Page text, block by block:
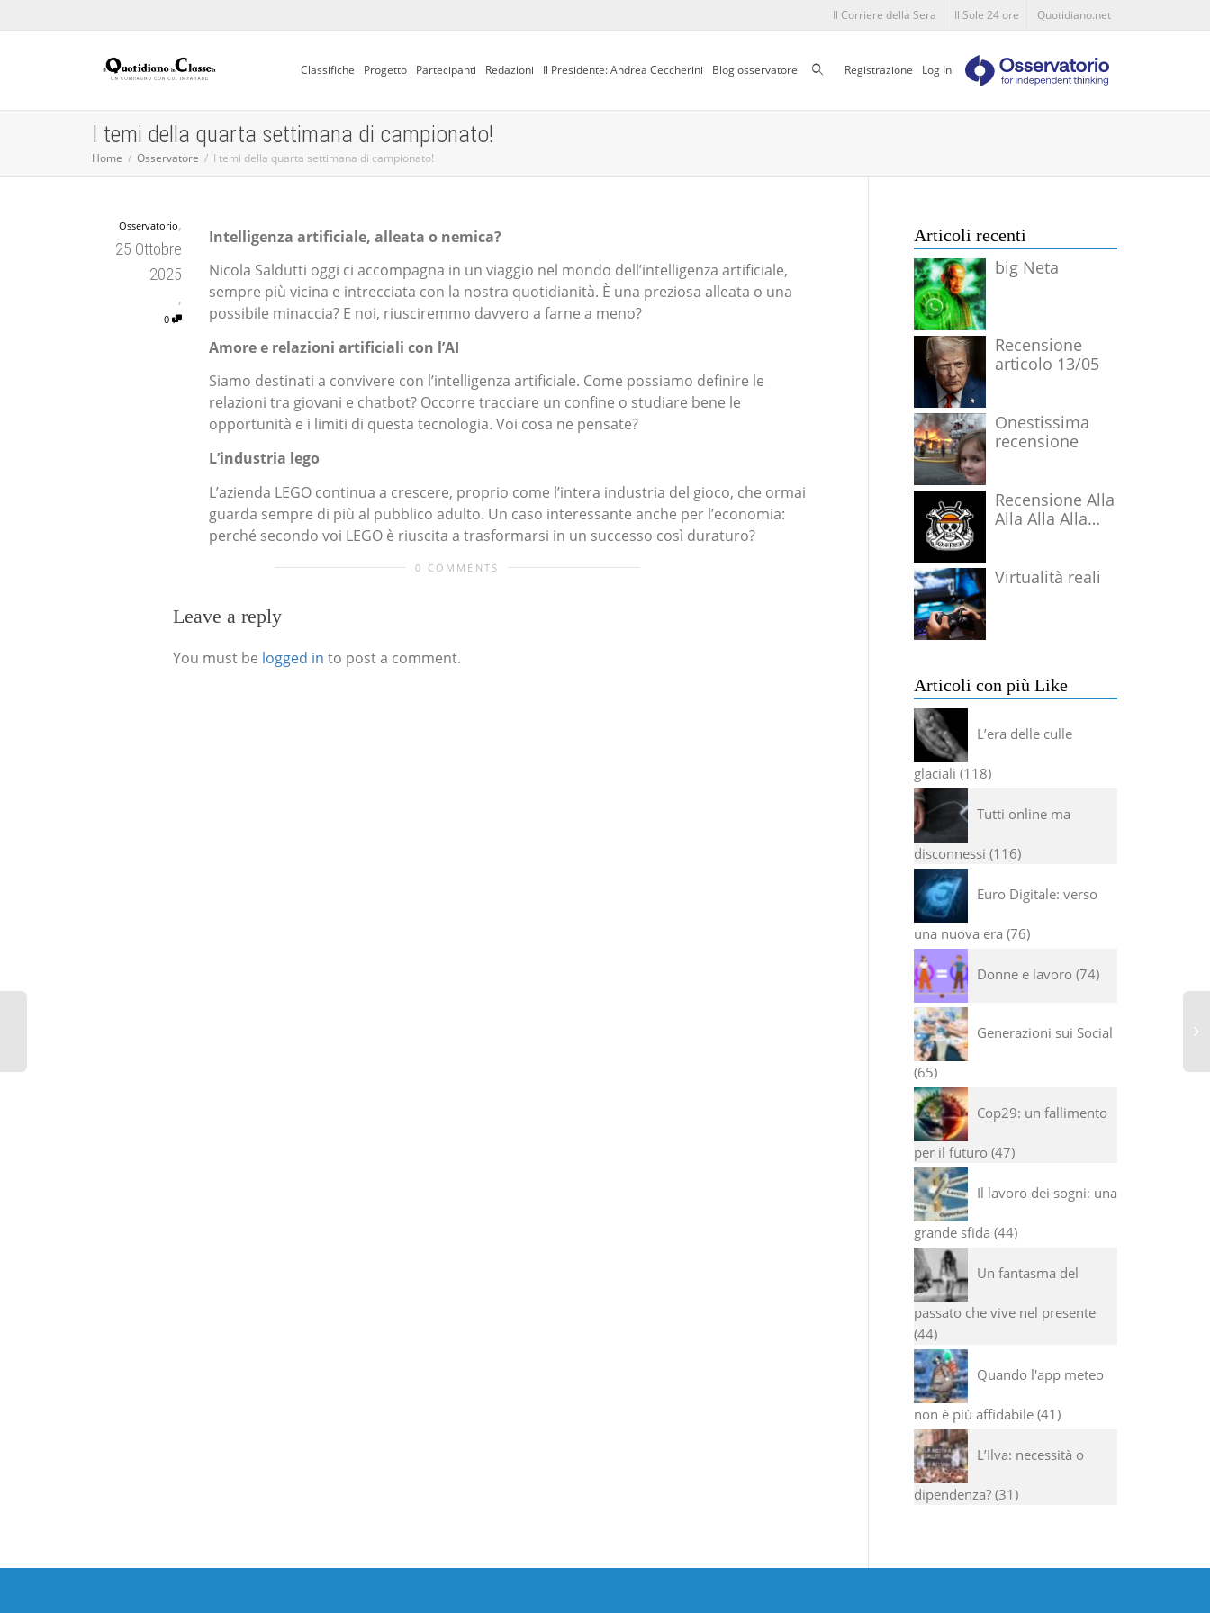
Il Corriere della Sera Il Sole 24 ore Quotidiano.net
Classifiche Progetto Partecipanti Redazioni Il Presidente: Andrea Ceccherini Blog osservatore CercaRegistrazione Log In
I temi della quarta settimana di campionato!
Home Osservatore I temi della quarta settimana di campionato!
Osservatorio,
25 Ottobre
2025
,
0
Intelligenza artificiale, alleata o nemica?
Nicola Saldutti oggi ci accompagna in un viaggio nel mondo dell’intelligenza artificiale,
sempre più vicina e intrecciata con la nostra quotidianità. È una preziosa alleata o una
possibile minaccia? E noi, riusciremmo davvero a farne a meno?
Amore e relazioni artificiali con l’AI
Siamo destinati a convivere con l’intelligenza artificiale. Come possiamo definire le
relazioni tra giovani e chatbot? Occorre tracciare un confine o studiare bene le
opportunità e i limiti di questa tecnologia. Voi cosa ne pensate?
L’industria lego
L’azienda LEGO continua a crescere, proprio come l’intera industria del gioco, che ormai
guarda sempre di più al pubblico adulto. Un caso interessante anche per l’economia:
perché secondo voi LEGO è riuscita a trasformarsi in un successo così duraturo?
0 COMMENTS
Leave a reply
You must be logged in to post a comment.
Articoli recenti
big Neta
Recensione
articolo 13/05
Onestissima
recensione
Recensione Alla
Alla Alla Alla
Virtualità reali
Articoli con più Like
L’era delle culle
glaciali 118
Tutti online ma
disconnessi 116
Euro Digitale: verso
una nuova era 76
Donne e lavoro 74
Generazioni sui Social
65
Cop29: un fallimento
per il futuro 47
Il lavoro dei sogni: una
grande sfida 44
Un fantasma del
passato che vive nel presente
44
Quando l'app meteo
non è più affidabile 41
L’Ilva: necessità o
dipendenza? 31